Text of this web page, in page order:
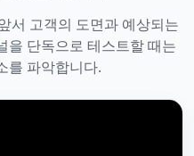
서 고객의 도면과 예상되는
을 단독으로 테스트할 때는
를 파악합니다.